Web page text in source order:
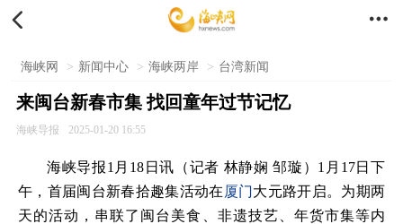
 
海峡网 > 新闻中心 > 海峡两岸 > 台湾新闻
来闽台新春市集 找回童年过节记忆
海峡导报 2025-01-20 16:55
海峡导报1月18日讯（记者 林静娴 邹璇）1月17日下
午，首届闽台新春拾趣集活动在 厦门大元路开启。为期两
天的活动，串联了闽台美食、非遗技艺、年货市集等内